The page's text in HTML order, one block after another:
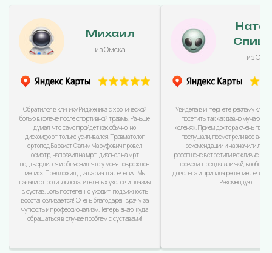
Михаил
из Омска
Обратился в клинику Ридженика с хронической
болью в колене после спортивной травмы. Раньше
думал, что само пройдёт как обычно, но
дискомфорт только усиливался. Травматолог
ортопед Баракат Салим Маруфович провел
осмотр, направил на мрт, диагноз на мрт
подтвердился и объяснил, что у меня поврежден
мениск. Предложил два варианта лечения. Мы
начали с противовоспалительных уколов и плазмы
в сустав. Боль постепенно уходит, подвижность
восстановливается! Очень благодарен врачу за
чуткость и профессионализм. Теперь знаю, куда
обращаться в случае проблем с суставами!
из
Увидела в интернете рекламу
посетить так как давно мучаюсь
коленях. Прием доктора очень
послушали, посмотрели все
рекомендации и назначили
ресепшене встретили вежливые
провели, предлагали чай, вообщем
довольна и приняла решение
Рекомендую!